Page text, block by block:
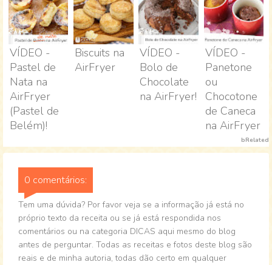
VÍDEO -
Pastel de
Nata na
AirFryer
(Pastel de
Belém)!
Biscuits na
AirFryer
VÍDEO -
Bolo de
Chocolate
na AirFryer!
VÍDEO -
Panetone
ou
Chocotone
de Caneca
na AirFryer
bRelated
0 comentários:
Tem uma dúvida? Por favor veja se a informação já está no
próprio texto da receita ou se já está respondida nos
comentários ou na categoria DICAS aqui mesmo do blog
antes de perguntar. Todas as receitas e fotos deste blog são
reais e de minha autoria, todas dão certo em qualquer